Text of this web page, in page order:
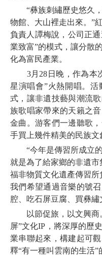
“彝族刺繡歷史悠久，
物館、大山裡走出來。”
負責人譚梅說，公司正
業致富”的模式，讓分散
化為富民產業。
3月28日晚，作為本
星演唱會”火熱開唱。
式，讓非遺技藝與潮流
族歌唱家帶來的天籟之
金曲。游客們一邊聽歌
手買上幾件精美的民族文
“今年是傳習所成立的
就是為了給家鄉的非遺
福非物質文化遺產傳習所
我們希望通過音樂的號
腔、吃石屏豆腐、買彝繡
以節促旅，以文興商
屏”文化IP，將深厚的歷
業串聯起來，構建起可
釋“有一種叫雲南的生活”